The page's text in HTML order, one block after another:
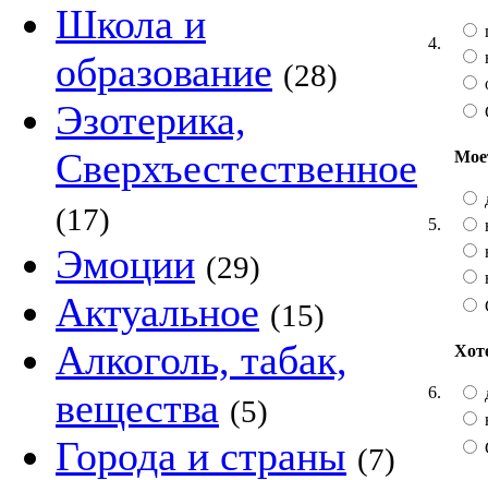
Школа и
образование (28)
Эзотерика,
Сверхъестественное
(17)
Эмоции (29)
Актуальное (15)
Алкоголь, табак,
вещества (5)
Города и страны (7)
4.
5.
6.